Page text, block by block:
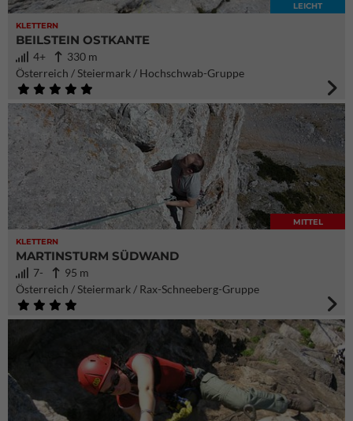
KLETTERN
LEICHT
BEILSTEIN OSTKANTE
4+
330 m
Österreich / Steiermark / Hochschwab-Gruppe
KLETTERN
MITTEL
MARTINSTURM SÜDWAND
7-
95 m
Österreich / Steiermark / Rax-Schneeberg-Gruppe